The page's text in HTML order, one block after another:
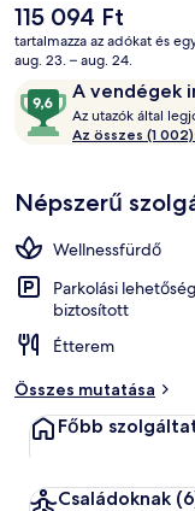
a szálláshely általános
tömegközlekedés:
Viale Premuda
A
jelenlegi
ár
115 094 Ft
tartalmazza az adókat és
aug. 23. – aug. 24.
ÉrtékelésekA vendégek
9,6
ennyiből:
10,
vendégek
imádják
Az utazók által
Az összes (1
Népszerű
Wellnessfürdő
Parkolási lehetőség
biztosított
Étterem
Összes mutatása
Főbb
Családoknak